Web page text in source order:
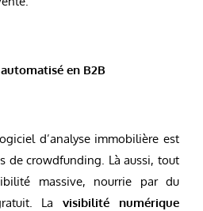
en B2B
d’analyse immobilière est
de crowdfunding. Là aussi, tout
massive, nourrie par du
Lavisibilité numérique